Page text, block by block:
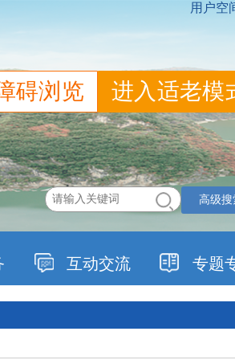
碍浏览 进入适老模
高级搜
互动交流 专题